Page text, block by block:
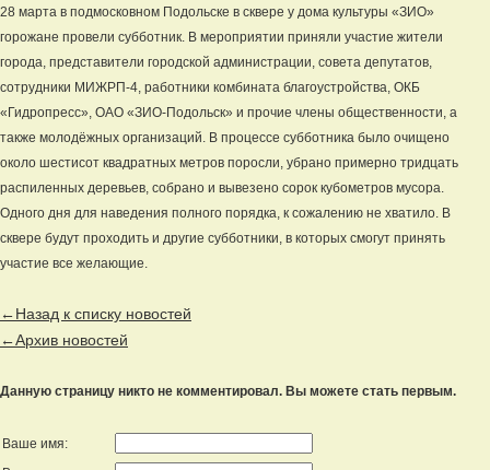
28 марта в подмосковном Подольске в сквере у дома культуры «ЗИО»
горожане провели субботник. В мероприятии приняли участие жители
города, представители городской администрации, совета депутатов,
сотрудники МИЖРП-4, работники комбината благоустройства, ОКБ
«Гидропресс», ОАО «ЗИО-Подольск» и прочие члены общественности, а
также молодёжных организаций. В процессе субботника было очищено
около шестисот квадратных метров поросли, убрано примерно тридцать
распиленных деревьев, собрано и вывезено сорок кубометров мусора.
Одного дня для наведения полного порядка, к сожалению не хватило. В
сквере будут проходить и другие субботники, в которых смогут принять
участие все желающие.
←Назад к списку новостей
←Архив новостей
Данную страницу никто не комментировал. Вы можете стать первым.
Ваше имя: